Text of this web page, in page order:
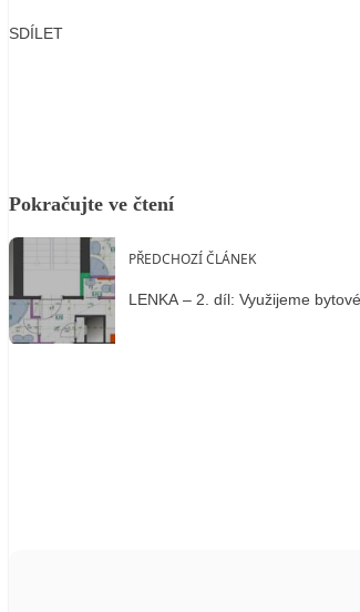
SDÍLET
Pokračujte ve čtení
PŘEDCHOZÍ ČLÁNEK
LENKA – 2. díl: Využijeme